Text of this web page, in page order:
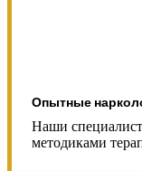
Опытные
Наши
методиками